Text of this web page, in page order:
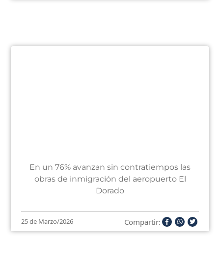
En un 76% avanzan sin contratiempos las
obras de inmigración del aeropuerto El
Dorado
25 de Marzo/2026 Compartir: